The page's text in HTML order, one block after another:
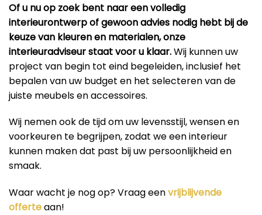
Of u nu op zoek bent naar een volledig
interieurontwerp of gewoon advies nodig hebt bij de
keuze van kleuren en materialen, onze
interieuradviseur staat voor u klaar.Wij kunnen uw
project van begin tot eind begeleiden, inclusief het
bepalen van uw budget en het selecteren van de
juiste meubels en accessoires.
Wij nemen ook de tijd om uw levensstijl, wensen en
voorkeuren te begrijpen, zodat we een interieur
kunnen maken dat past bij uw persoonlijkheid en
smaak.
Waar wacht je nog op? Vraag eenvrijblijvende
offerteaan!